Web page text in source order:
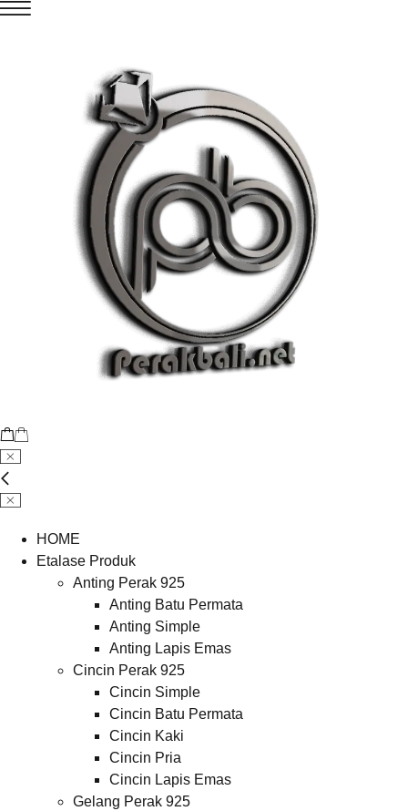
HOME
Etalase Produk
Anting Perak 925
Anting Batu Permata
Anting Simple
Anting Lapis Emas
Cincin Perak 925
Cincin Simple
Cincin Batu Permata
Cincin Kaki
Cincin Pria
Cincin Lapis Emas
Gelang Perak 925